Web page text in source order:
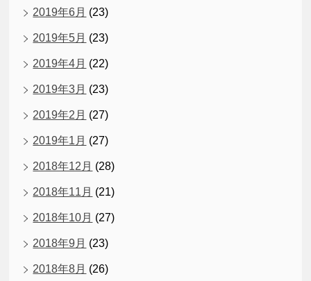
2019年6月 (23)
2019年5月 (23)
2019年4月 (22)
2019年3月 (23)
2019年2月 (27)
2019年1月 (27)
2018年12月 (28)
2018年11月 (21)
2018年10月 (27)
2018年9月 (23)
2018年8月 (26)